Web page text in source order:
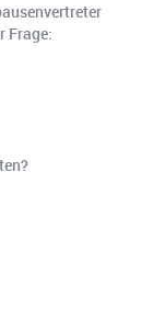
Frage: